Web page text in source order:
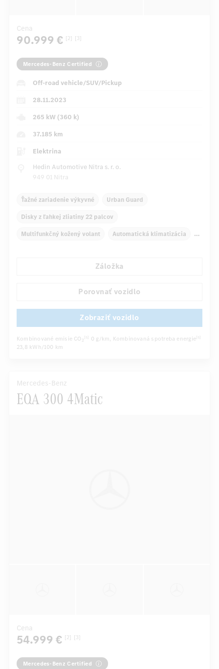
Cena
90.999 € [2] [3]
Mercedes-Benz Certified
Off-road vehicle/SUV/Pickup
28.11.2023
265 kW (360 k)
37.185 km
Elektrina
Hedin Automotive Nitra s. r. o.
949 01 Nitra
Ťažné zariadenie výkyvné Urban Guard
Disky z ľahkej zliatiny 22 palcov
Multifunkčný kožený volant Automatická klimatizácia
Záložka
Porovnať vozidlo
Zobraziť vozidlo
Kombinované emisie CO 2 [5] 0 g/km, Kombinovaná spotreba energie [5]
23,8 kWh/100 km
Mercedes-Benz
EQA 300 4Matic
Cena
54.999 € [2] [3]
Mercedes-Benz Certified